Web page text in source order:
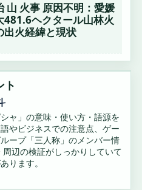
山 火事 原因不明：愛媛
481.6ヘクタール山林火
出火経緯と現状
ト
シャ」の意味・使い方・語源を
やビジネスでの注意点、ゲー
ープ「三人称」のメンバー情
周辺の検証がしっかりしていて
ります。